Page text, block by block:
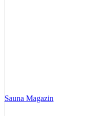
Sauna Magazin